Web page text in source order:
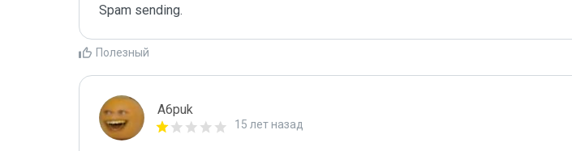
Spam sending.
Полезный
A6puk
15 лет назад